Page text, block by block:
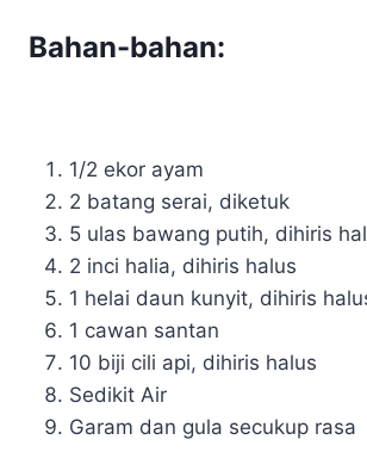
Bahan-bahan:
1/2 ekor ayam
2 batang serai, diketuk
5 ulas bawang putih, dihiris
2 inci halia, dihiris halus
1 helai daun kunyit, dihiris
1 cawan santan
10 biji cili api, dihiris halus
Sedikit Air
Garam dan gula secukup rasa